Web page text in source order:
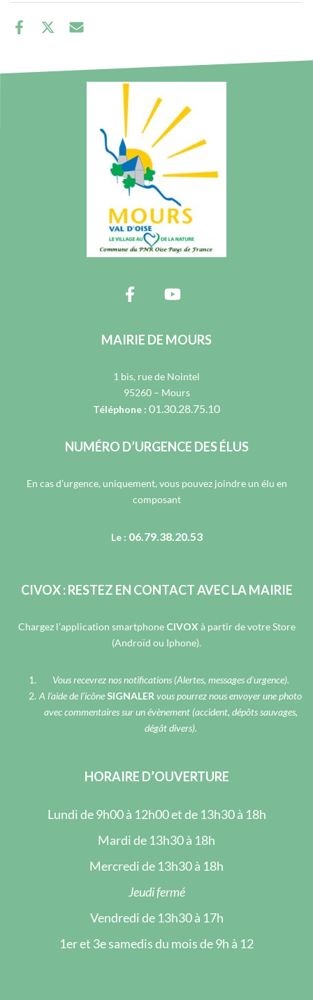
MAIRIE DE MOURS
1 bis, rue de Nointel
95260 – Mours
Téléphone : 01.30.28.75.10
NUMÉRO D’URGENCE DES ÉLUS
En cas d’urgence, uniquement, vous pouvez joindre un élu en
composant
Le : 06.79.38.20.53
CIVOX : RESTEZ EN CONTACT AVEC LA MAIRIE
Chargez l’application smartphone CIVOX à partir de votre Store
(Androïd ou Iphone).
Vous recevrez nos notifications (Alertes, messages d’urgence).
A l’aide de l’icône SIGNALERvous pourrez nous envoyer une photo
avec commentaires sur un évènement (accident, dépôts sauvages,
dégât divers).
HORAIRE D’OUVERTURE
Lundi de 9h00 à 12h00 et de 13h30 à 18h
Mardi de 13h30 à 18h
Mercredi de 13h30 à 18h
Jeudi fermé
Vendredi de 13h30 à 17h
1er et 3e samedis du mois de 9h à 12